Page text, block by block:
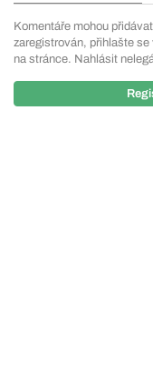
Komentáře mohou
zaregistrován, přihlašte
na stránce. Nahlásit